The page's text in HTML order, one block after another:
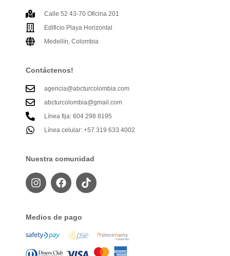
Calle 52 43-70 Oficina 201
Edificio Playa Horizontal
Medellín, Colombia
Contáctenos!
agencia@abcturcolombia.com
abcturcolombia@gmail.com
Línea fija: 604 298 8195
Línea celular: +57 319 633 4002
Nuestra comunidad
Medios de pago